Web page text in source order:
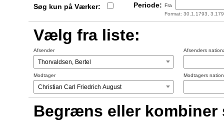
Søg kun på Værker: Periode: Fra
Format: 30.1.1793,
Vælg fra liste:
Afsender Afsenders
Modtager Modtagers
Begræns eller kombiner